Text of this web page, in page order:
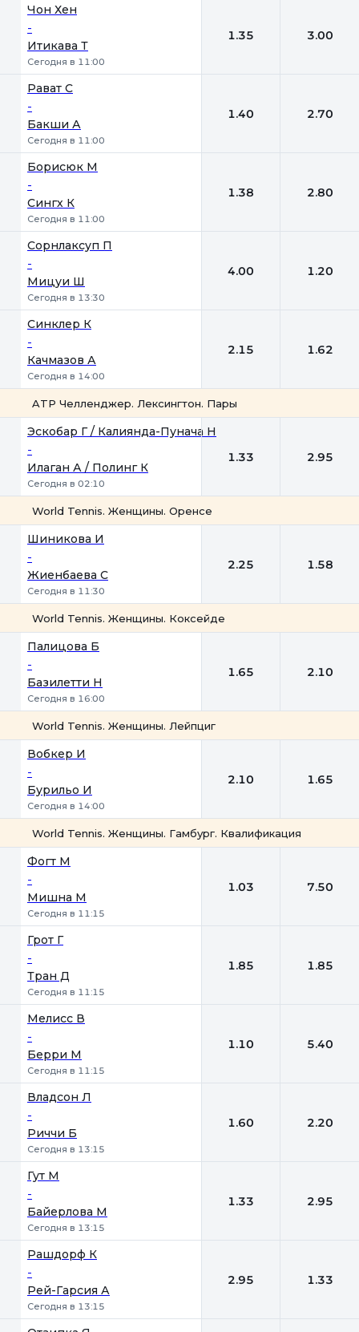
Чон Хен
-
Итикава Т
Сегодня в 11:00
1.35 3.00
Рават С
-
Бакши А
Сегодня в 11:00
1.40 2.70
Борисюк М
-
Сингх К
Сегодня в 11:00
1.38 2.80
Сорнлаксуп П
-
Мицуи Ш
Сегодня в 13:30
4.00 1.20
Синклер К
-
Качмазов А
Сегодня в 14:00
2.15 1.62
ATP Челленджер. Лексингтон. Пары
Эскобар Г / Калиянда-Пунача Н
-
Илаган А / Полинг К
Сегодня в 02:10
1.33 2.95
World Tennis. Женщины. Оренсе
Шиникова И
-
Жиенбаева C
Сегодня в 11:30
2.25 1.58
World Tennis. Женщины. Коксейде
Палицова Б
-
Базилетти Н
Сегодня в 16:00
1.65 2.10
World Tennis. Женщины. Лейпциг
Вобкер И
-
Бурильо И
Сегодня в 14:00
2.10 1.65
World Tennis. Женщины. Гамбург. Квалификация
Фогт М
-
Мишна М
Сегодня в 11:15
1.03 7.50
Грот Г
-
Тран Д
Сегодня в 11:15
1.85 1.85
Мелисс В
-
Берри М
Сегодня в 11:15
1.10 5.40
Владсон Л
-
Риччи Б
Сегодня в 13:15
1.60 2.20
Гут М
-
Байерлова М
Сегодня в 13:15
1.33 2.95
Рашдорф К
-
Рей-Гарсия А
Сегодня в 13:15
2.95 1.33